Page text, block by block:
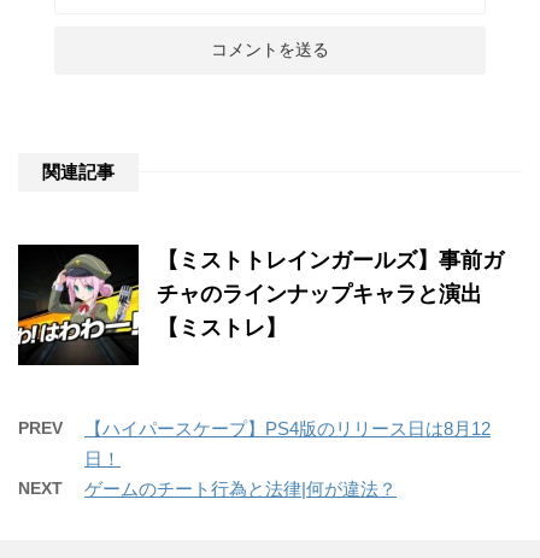
関連記事
【ミストトレインガールズ】事前ガ
チャのラインナップキャラと演出
【ミストレ】
PREV
【ハイパースケープ】PS4版のリリース日は8月12
日！
NEXT ゲームのチート行為と法律|何が違法？